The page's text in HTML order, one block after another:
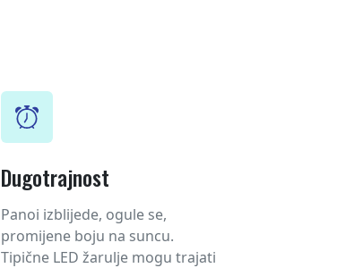
Dugotrajnost
Panoi izblijede, ogule se,
promijene boju na suncu.
Tipične LED žarulje mogu trajati